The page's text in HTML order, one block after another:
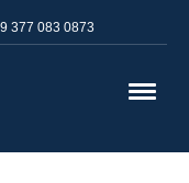
377 083 0873